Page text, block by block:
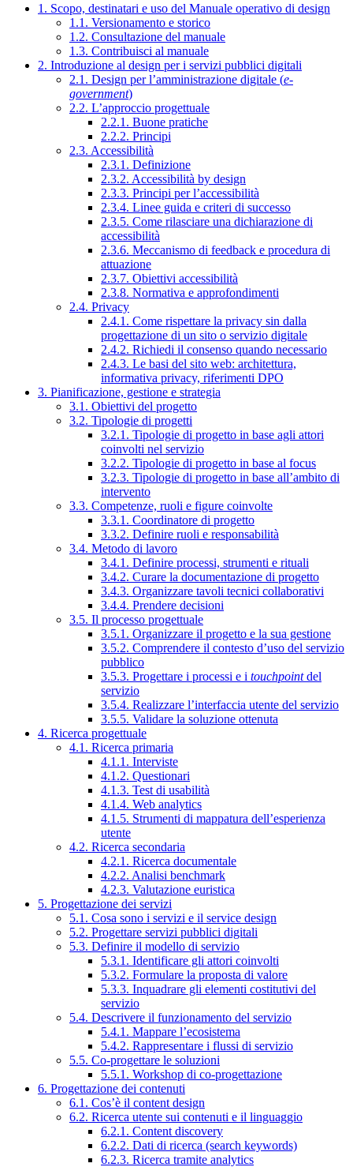
1. Scopo, destinatari e uso del Manuale operativo di design
1.1. Versionamento e storico
1.2. Consultazione del manuale
1.3. Contribuisci al manuale
2. Introduzione al design per i servizi pubblici digitali
2.1. Design per l’amministrazione digitale (e-
government)
2.2. L’approccio progettuale
2.2.1. Buone pratiche
2.2.2. Principi
2.3. Accessibilità
2.3.1. Definizione
2.3.2. Accessibilità by design
2.3.3. Principi per l’accessibilità
2.3.4. Linee guida e criteri di successo
2.3.5. Come rilasciare una dichiarazione di
accessibilità
2.3.6. Meccanismo di feedback e procedura di
attuazione
2.3.7. Obiettivi accessibilità
2.3.8. Normativa e approfondimenti
2.4. Privacy
2.4.1. Come rispettare la privacy sin dalla
progettazione di un sito o servizio digitale
2.4.2. Richiedi il consenso quando necessario
2.4.3. Le basi del sito web: architettura,
informativa privacy, riferimenti DPO
3. Pianificazione, gestione e strategia
3.1. Obiettivi del progetto
3.2. Tipologie di progetti
3.2.1. Tipologie di progetto in base agli attori
coinvolti nel servizio
3.2.2. Tipologie di progetto in base al focus
3.2.3. Tipologie di progetto in base all’ambito di
intervento
3.3. Competenze, ruoli e figure coinvolte
3.3.1. Coordinatore di progetto
3.3.2. Definire ruoli e responsabilità
3.4. Metodo di lavoro
3.4.1. Definire processi, strumenti e rituali
3.4.2. Curare la documentazione di progetto
3.4.3. Organizzare tavoli tecnici collaborativi
3.4.4. Prendere decisioni
3.5. Il processo progettuale
3.5.1. Organizzare il progetto e la sua gestione
3.5.2. Comprendere il contesto d’uso del servizio
pubblico
3.5.3. Progettare i processi e i touchpointdel
servizio
3.5.4. Realizzare l’interfaccia utente del servizio
3.5.5. Validare la soluzione ottenuta
4. Ricerca progettuale
4.1. Ricerca primaria
4.1.1. Interviste
4.1.2. Questionari
4.1.3. Test di usabilità
4.1.4. Web analytics
4.1.5. Strumenti di mappatura dell’esperienza
utente
4.2. Ricerca secondaria
4.2.1. Ricerca documentale
4.2.2. Analisi benchmark
4.2.3. Valutazione euristica
5. Progettazione dei servizi
5.1. Cosa sono i servizi e il service design
5.2. Progettare servizi pubblici digitali
5.3. Definire il modello di servizio
5.3.1. Identificare gli attori coinvolti
5.3.2. Formulare la proposta di valore
5.3.3. Inquadrare gli elementi costitutivi del
servizio
5.4. Descrivere il funzionamento del servizio
5.4.1. Mappare l’ecosistema
5.4.2. Rappresentare i flussi di servizio
5.5. Co-progettare le soluzioni
5.5.1. Workshop di co-progettazione
6. Progettazione dei contenuti
6.1. Cos’è il content design
6.2. Ricerca utente sui contenuti e il linguaggio
6.2.1. Content discovery
6.2.2. Dati di ricerca (search keywords)
6.2.3. Ricerca tramite analytics